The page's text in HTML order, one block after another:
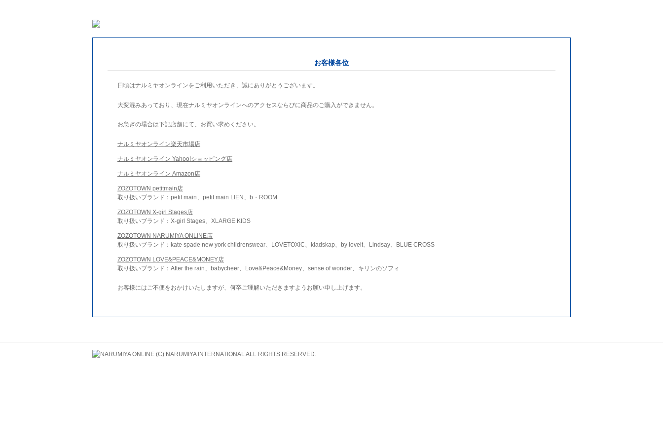
お客様各位
日頃はナルミヤオンラインをご利用いただき、誠にありがとうございます。
大変混みあっており、現在ナルミヤオンラインへのアクセスならびに商品のご購入ができません。
お急ぎの場合は下記店舗にて、お買い求めください。
ナルミヤオンライン楽天市場店
ナルミヤオンライン Yahoo!ショッピング店
ナルミヤオンライン Amazon店
ZOZOTOWN petitmain店
取り扱いブランド：petit main、petit main LIEN、b・ROOM
ZOZOTOWN X-girl Stages店
取り扱いブランド：X-girl Stages、XLARGE KIDS
ZOZOTOWN NARUMIYA ONLINE店
取り扱いブランド：kate spade new york childrenswear、LOVETOXIC、kladskap、by loveit、Lindsay、BLUE CROSS
ZOZOTOWN LOVE&PEACE&MONEY店
取り扱いブランド：After the rain、babycheer、Love&Peace&Money、sense of wonder、キリンのソフィ
お客様にはご不便をおかけいたしますが、何卒ご理解いただきますようお願い申し上げます。